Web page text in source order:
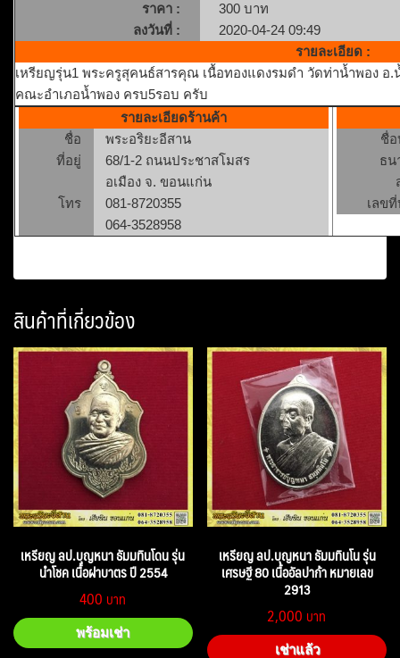
ราคา :
300 บาท
ลงวันที่ :
2020-04-24 09:49
รายละเอียด :
เหรียญรุ่น1 พระครูสุคนธ์สารคุณ เนื้อทองแดงรมดำ วัดท่าน้ำพอง อ
คณะอำเภอน้ำพอง ครบ5รอบ ครับ
รายละเอียดร้านค้า
ชื่อ
พระอริยะอีสาน
ที่อยู่
68/1-2 ถนนประชาสโมสร
อเมือง จ. ขอนแก่น
โทร
081-8720355
064-3528958
ชื่
ธน
เลข
สินค้าที่เกี่ยวข้อง
เหรียญ ลป.บุญหนา ธัมมทินโดน รุ่น
นำโชค เนื้อฝาบาตร ปี 2554
400
พร้อมเช่า
เหรียญ ลป.บุญหนา ธัมมทินโน รุ่น
เศรษฐี 80 เนื้ออัลปาก้า หมายเลข
2913
2,000
เช่าแล้ว